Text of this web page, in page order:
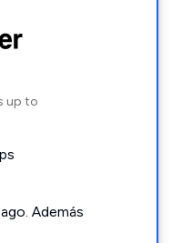
up to
Además